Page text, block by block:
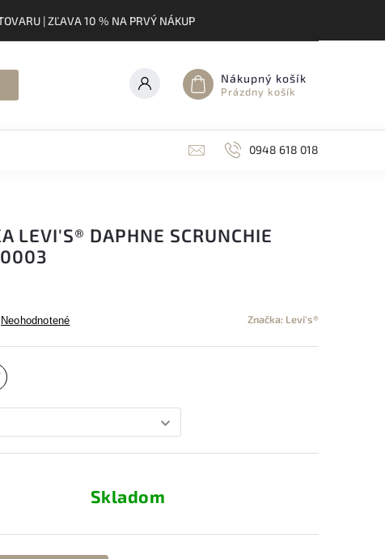
| ZĽAVA 10 % NA PRVÝ NÁKUP
Nákupný košík
Prázdny košík
0948 618 018
LEVI'S® DAPHNE SCRUNCHIE
Neohodnotené Značka: Levi's®
Skladom